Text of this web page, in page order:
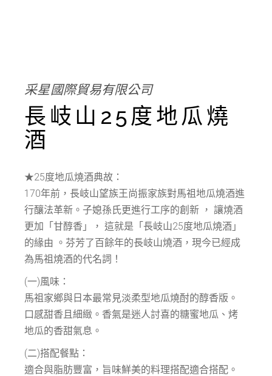
采星國際貿易有限公司
長岐山25度地瓜燒
酒
★25度地瓜燒酒典故：
170年前，長岐山望族王尚振家族對馬祖地瓜燒酒進
行釀法革新。子媳孫氏更進行工序的創新 ， 讓燒酒
更加「甘醇香」， 這就是「長岐山25度地瓜燒酒」
的緣由 。芬芳了百餘年的長岐山燒酒，現今已經成
為馬祖燒酒的代名詞！
(一)風味：
馬祖家鄉與日本最常見淡柔型地瓜燒酎的醇香版。
口感甜香且細緻。香氣是迷人討喜的糖蜜地瓜、烤
地瓜的香甜氣息。
(二)搭配餐點：
適合與脂肪豐富，旨味鮮美的料理搭配適合搭配。